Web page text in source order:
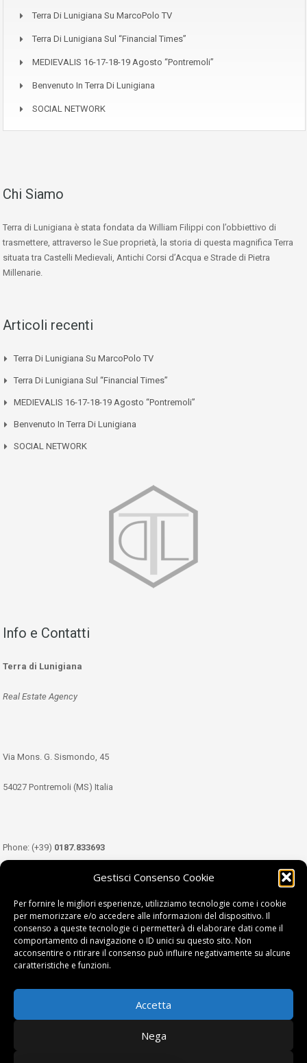
Gestisci Consenso Cookie
Per fornire le migliori esperienze, utilizziamo tecnologie come i cookie
per memorizzare e/o accedere alle informazioni del dispositivo. Il
consenso a queste tecnologie ci permetterà di elaborare dati come il
comportamento di navigazione o ID unici su questo sito. Non
acconsentire o ritirare il consenso può influire negativamente su alcune
caratteristiche e funzioni.
Accetta
Nega
Terra Di Lunigiana Su MarcoPolo TV
Terra Di Lunigiana Sul “Financial Times”
MEDIEVALIS 16-17-18-19 Agosto “Pontremoli”
Benvenuto In Terra Di Lunigiana
SOCIAL NETWORK
Chi Siamo
Terra di Lunigiana è stata fondata da William Filippi con l’obbiettivo di
trasmettere, attraverso le Sue proprietà, la storia di questa magnifica Terra
situata tra Castelli Medievali, Antichi Corsi d’Acqua e Strade di Pietra
Millenarie.
Articoli recenti
Terra Di Lunigiana Su MarcoPolo TV
Terra Di Lunigiana Sul “Financial Times”
MEDIEVALIS 16-17-18-19 Agosto “Pontremoli”
Benvenuto In Terra Di Lunigiana
SOCIAL NETWORK
Info e Contatti
Terra di Lunigiana
Real Estate Agency
Via Mons. G. Sismondo, 45
54027 Pontremoli (MS) Italia
Phone: (+39) 0187.833693
349.3489333
Email:info@tdl.it
Terra di Lunigiana © di Filippi William - P.Iva 01374450458